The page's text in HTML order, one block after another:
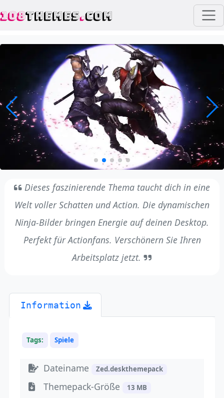
108THEMES.COM
Dieses faszinierende Thema taucht dich in eine
Welt voller Schatten und Action. Die dynamischen
Ninja-Bilder bringen Energie auf deinen Desktop.
Perfekt für Actionfans. Verschönern Sie Ihren
Arbeitsplatz jetzt.
Information
Tags: Spiele
Dateiname Zed.deskthemepack
Themepack-Größe 13 MB